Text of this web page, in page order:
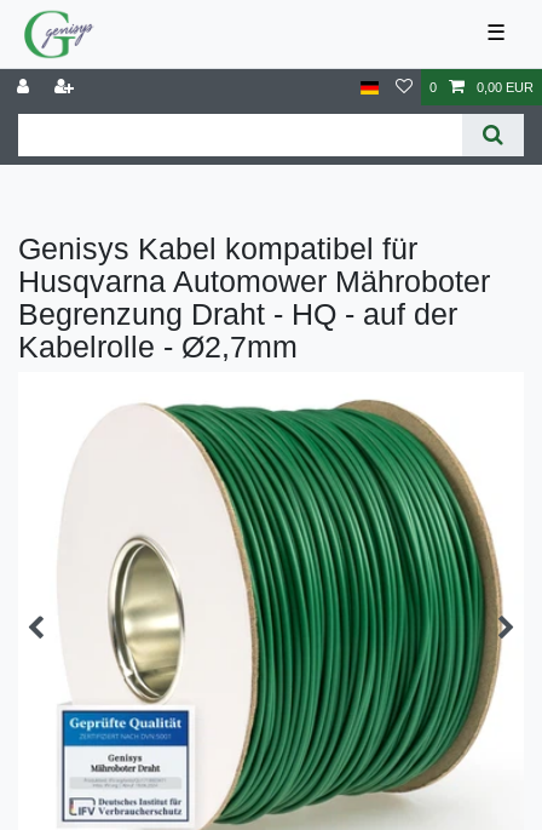
☰
0 0,00 EUR
Genisys Kabel kompatibel für
Husqvarna Automower Mähroboter
Begrenzung Draht - HQ - auf der
Kabelrolle - Ø2,7mm